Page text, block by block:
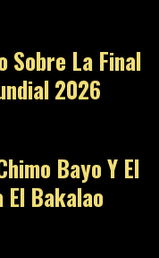
Sobre La Final
2026
10
Bayo Y El
El Bakalao
11